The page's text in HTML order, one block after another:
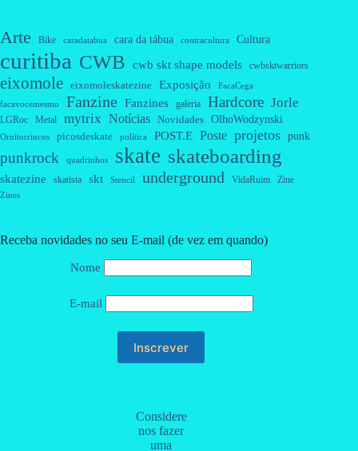
Arte Bike caradatabua cara da tábua contracultura Cultura
curitiba CWB cwb skt shape models cwbsktwarriors
eixomole eixomoleskatezine Exposição FacaCega
facavocemesmo Fanzine Fanzines galeria Hardcore Jorle
LGRoc Metal mytrix Notícias Novidades OlhoWodzynski
Ornitorrincos picosdeskate política POST.E Poste projetos punk
punkrock quadrinhos skate skateboarding
skatezine skatista skt Stencil underground VidaRuim Zine
Zines
Receba novidades no seu E-mail (de vez em quando)
Nome
E-mail
Considere
nos fazer
uma